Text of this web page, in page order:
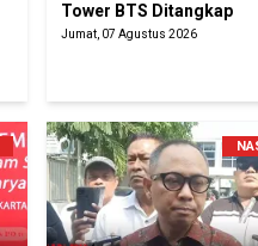
Tower BTS Ditangkap
Jumat, 07 Agustus 2026